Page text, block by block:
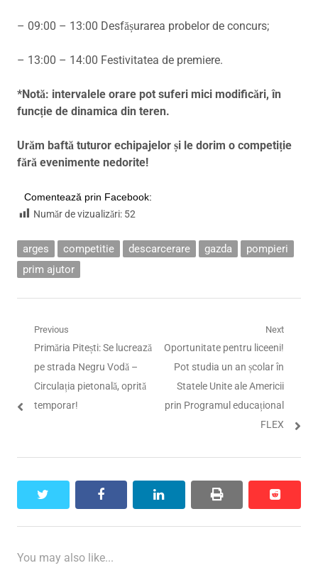
– 09:00 – 13:00 Desfășurarea probelor de concurs;
– 13:00 – 14:00 Festivitatea de premiere.
*Notă: intervalele orare pot suferi mici modificări, în
funcție de dinamica din teren.
Urăm baftă tuturor echipajelor și le dorim o competiție
fără evenimente nedorite!
Comentează prin Facebook:
Număr de vizualizări: 52
arges competitie descarcerare gazda
pompieri
prim ajutor
Navigare
articole
Previous
Previous
post:
Primăria Pitești: Se lucrează
pe strada Negru Vodă –
Circulația pietonală, oprită
temporar!
Next
Next
post:
Oportunitate pentru liceeni!
Pot studia un an școlar în
Statele Unite ale Americii
prin Programul educațional
FLEX
facebook linkedin print reddit
reddit
You may also like...